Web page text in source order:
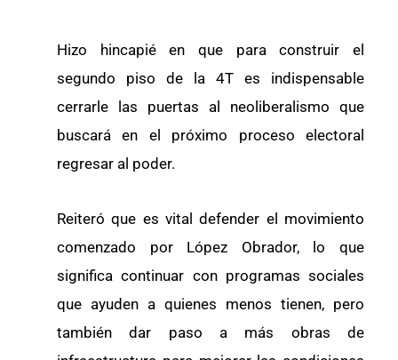
Hizo hincapié en que para construir el
segundo piso de la 4T es indispensable
cerrarle las puertas al neoliberalismo que
buscará en el próximo proceso electoral
regresar al poder.
Reiteró que es vital defender el movimiento
comenzado por López Obrador, lo que
significa continuar con programas sociales
que ayuden a quienes menos tienen, pero
también dar paso a más obras de